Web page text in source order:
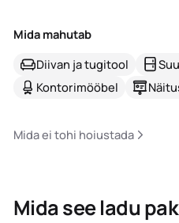
Mida mahutab
Diivan ja tugitool
Kontorimööbel
Mida ei tohi hoiustada
Mida see ladu